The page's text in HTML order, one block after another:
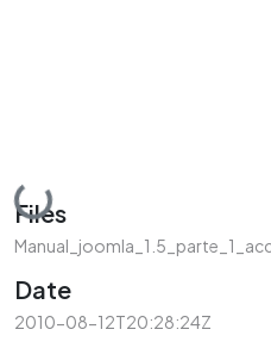
Loading...
Files
Date
2010-08-12T20:28:24Z